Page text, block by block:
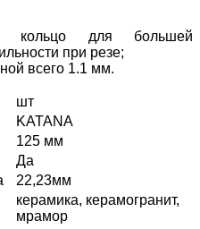
кольцо для большей
при резе;
всего 1.1 мм.
шт
KATANA
125 мм
Да
22,23мм
керамика, керамогранит,
мрамор